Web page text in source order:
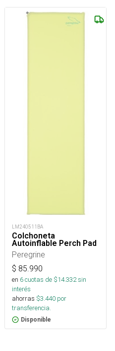
LM240511BA
Colchoneta
Autoinflable Perch Pad
Peregrine
$ 85.990
en 6cuotas de $14.332sin
interés
ahorras $3.440 por
transferencia.
Disponible